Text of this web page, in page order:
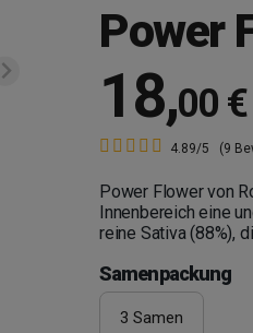
Power
18,00 €
4.89/5 (9
Power Flower von
Innenbereich eine
reine Sativa (88%),
Samenpackung
3 Samen